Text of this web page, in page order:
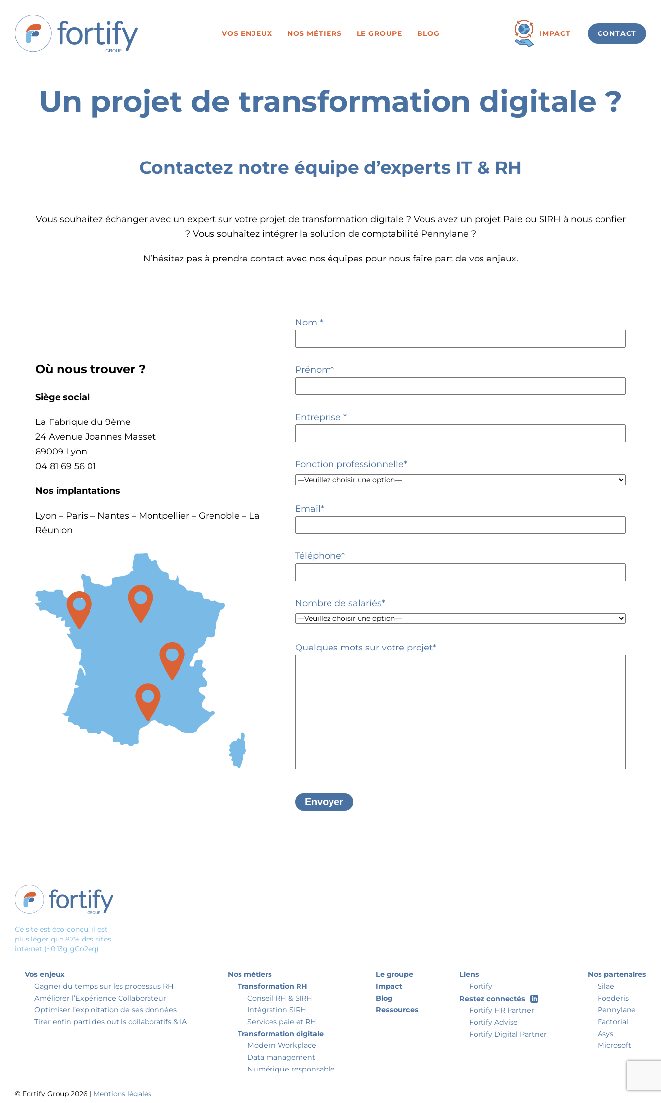
VOS ENJEUX NOS MÉTIERS LE GROUPE BLOG IMPACT CONTACT
Un projet de transformation digitale ?
Contactez notre équipe d’experts IT & RH
Vous souhaitez échanger avec un expert sur votre projet de transformation digitale ? Vous avez un projet Paie ou SIRH à nous confier
? Vous souhaitez intégrer la solution de comptabilité Pennylane ?
N’hésitez pas à prendre contact avec nos équipes pour nous faire part de vos enjeux.
Où nous trouver ?
Siège social
La Fabrique du 9ème
24 Avenue Joannes Masset
69009 Lyon
04 81 69 56 01
Nos implantations
Lyon – Paris – Nantes – Montpellier – Grenoble – La
Réunion
Nom *
Prénom*
Entreprise *
Fonction professionnelle*
Email*
Téléphone*
Nombre de salariés*
Quelques mots sur votre projet*
Ce site est éco-conçu, il est
plus léger que 87% des sites
internet (~0,13g gCo2eq)
Vos enjeux
Gagner du temps sur les processus RH
Améliorer l’Expérience Collaborateur
Optimiser l’exploitation de ses données
Tirer enfin parti des outils collaboratifs & IA
Nos métiers
Transformation RH
Conseil RH & SIRH
Intégration SIRH
Services paie et RH
Transformation digitale
Modern Workplace
Data management
Numérique responsable
Le groupe
Impact
Blog
Ressources
Liens
Fortify
Restez connectés
Fortify HR Partner
Fortify Advise
Fortify Digital Partner
Nos partenaires
Silae
Foederis
Pennylane
Factorial
Asys
Microsoft
© Fortify Group 2026 | Mentions légales